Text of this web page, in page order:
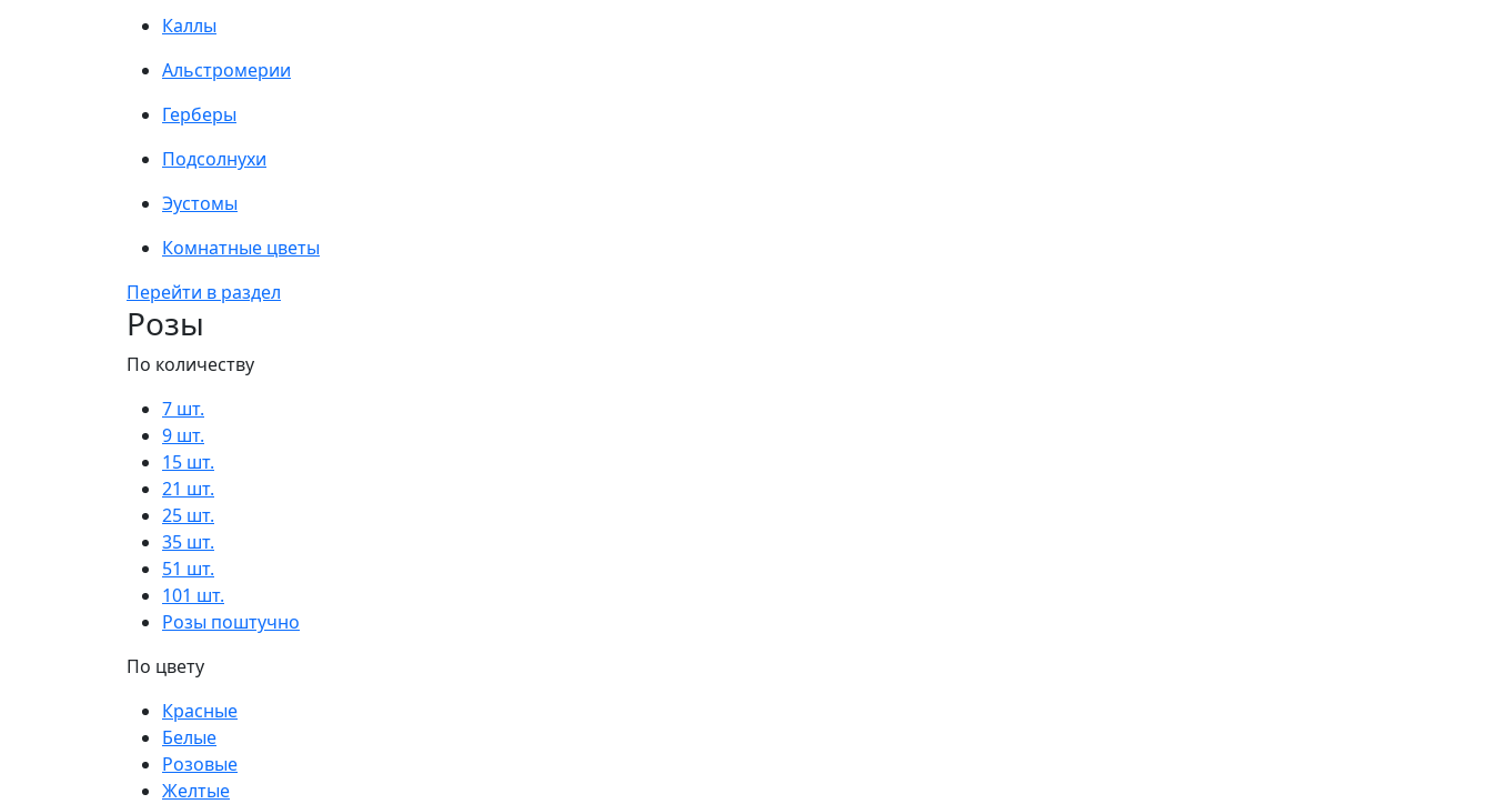
Каллы
Альстромерии
Герберы
Подсолнухи
Эустомы
Комнатные цветы
Перейти в раздел
Розы
По количеству
7 шт.
9 шт.
15 шт.
21 шт.
25 шт.
35 шт.
51 шт.
101 шт.
Розы поштучно
По цвету
Красные
Белые
Розовые
Желтые